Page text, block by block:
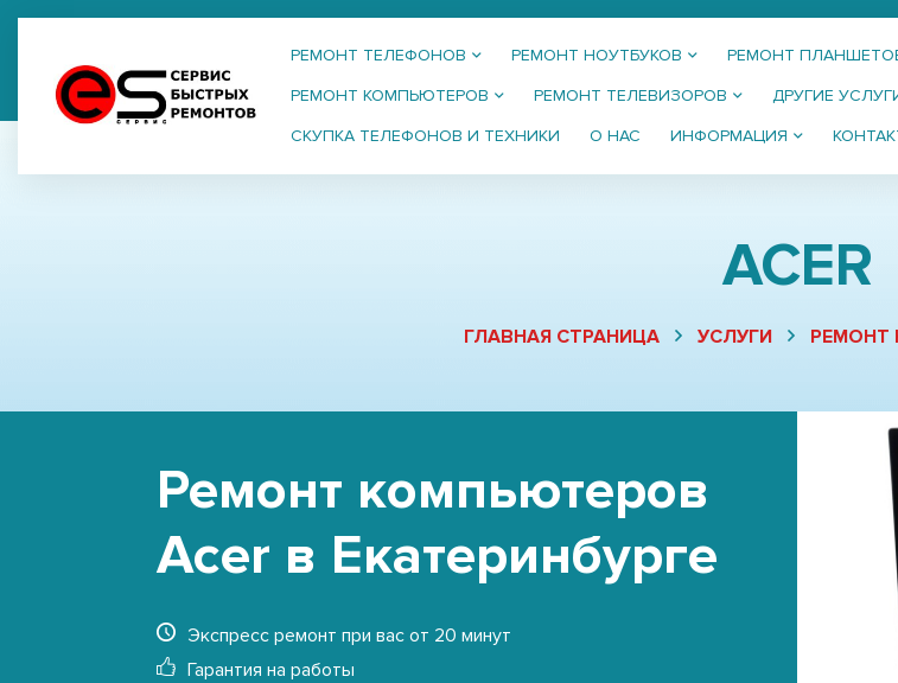
РЕМОНТ ТЕЛЕФОНОВ РЕМОНТ НОУТБУКОВ
РЕМОНТ
РЕМОНТ КОМПЬЮТЕРОВ
РЕМОНТ ТЕЛЕВИЗОРОВ
ДРУГИЕ
СКУПКА ТЕЛЕФОНОВ И ТЕХНИКИ
О НАС ИНФОРМАЦИЯ
ACER
ГЛАВНАЯ СТРАНИЦА УСЛУГИ РЕМОНТ
Ремонт компьютеров
Acer в Екатеринбурге
Экспресс ремонт при вас от 20 минут
Гарантия на работы